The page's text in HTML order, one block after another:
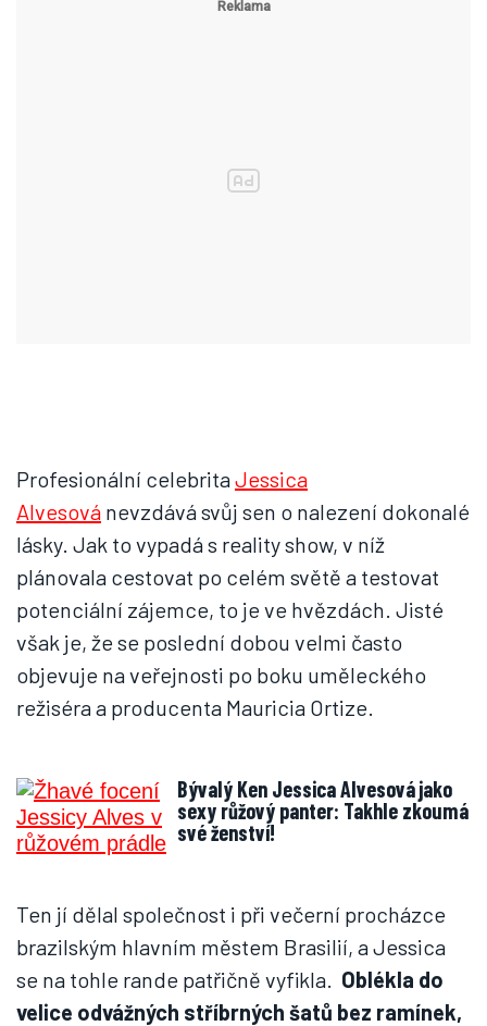
Profesionální celebritaJessica
Alvesová nevzdává svůj sen o nalezení dokonalé
lásky. Jak to vypadá s reality show, v níž
plánovala cestovat po celém světě a testovat
potenciální zájemce, to je ve hvězdách. Jisté
však je, že se poslední dobou velmi často
objevuje na veřejnosti po boku uměleckého
režiséra a producenta Mauricia Ortize.
Bývalý Ken Jessica Alvesová jako
sexy růžový panter: Takhle zkoumá
své ženství!
Ten jí dělal společnost i při večerní procházce
brazilským hlavním městem Brasilií, a Jessica
se na tohle rande patřičně vyfikla. Oblékla do
velice odvážných stříbrných šatů bez ramínek,